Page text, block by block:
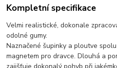
Kompletní specifikace
Velmi realistické, dokonale
odolné gumy.
Naznačené šupinky a ploutve
magnetem pro dravce. Dlouhá a